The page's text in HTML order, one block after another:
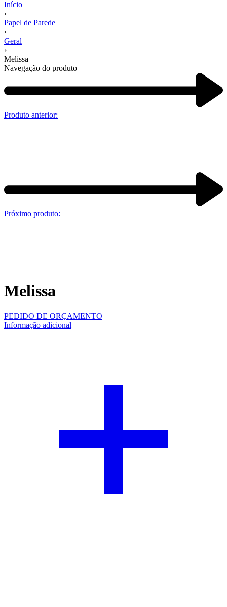
Início
›
Papel de Parede
›
Geral
›
Melissa
Navegação do produto
Produto anterior:
Próximo produto:
Melissa
PEDIDO DE ORÇAMENTO
Informação adicional